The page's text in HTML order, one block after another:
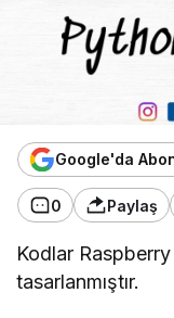
Google'da
0 Paylaş
Kodlar
tasarlanmıştır.